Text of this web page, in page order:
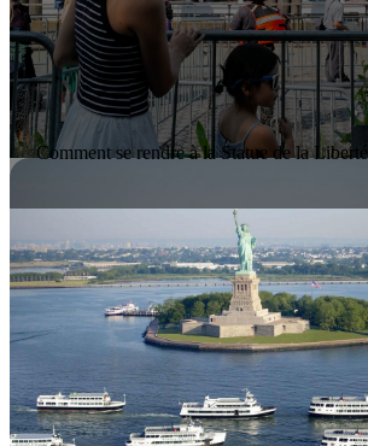
Comment se rendre à la Statue de la Liberté